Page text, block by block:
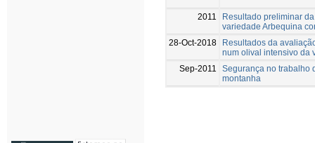
2011
Resultado preliminar
variedade Arbequina
28-Oct-2018
Resultados da
num olival intensivo da
Sep-2011
Segurança no trabalho
montanha